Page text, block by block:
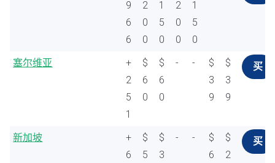
9
6
6
2
0
0
1
5
0
2
0
0
1
5
0
塞尔维亚
+
2
5
1
$
6
0
$
6
0
- -
$
3
9
$
3
9
买
新加坡
+
6
$
5
$
3
- -
$
6
$
2
买